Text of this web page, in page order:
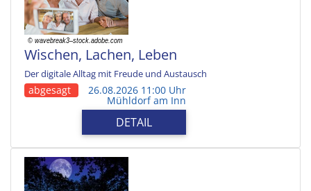
Wischen, Lachen, Leben
Der digitale Alltag mit Freude und Austausch
abgesagt 26.08.2026 11:00 Uhr
Mühldorf am Inn
DETAIL